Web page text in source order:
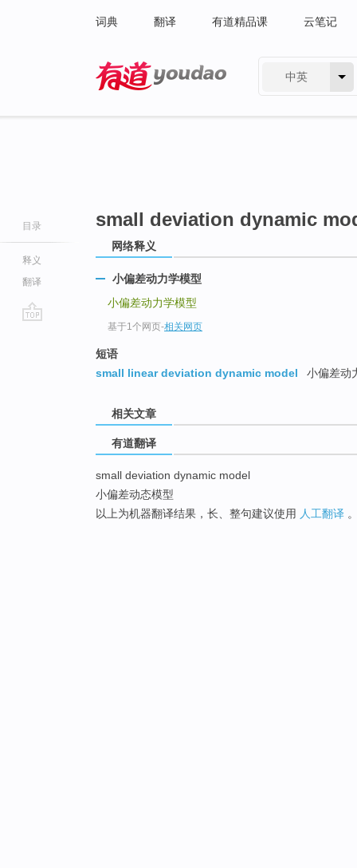
词典 翻译 有道精品课 云笔记
中英
目录
释义
翻译
small deviation dynamic
网络释义
小偏差动力学模型
小偏差动力学模型
基于1个网页-相关网页
短语
small linear deviation dynamic model
小偏差动
相关文章
有道翻译
small deviation dynamic model
小偏差动态模型
以上为机器翻译结果，长、整句建议使用 人工翻译